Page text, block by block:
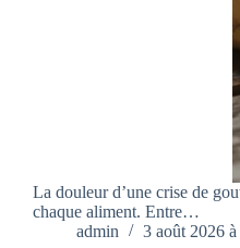
La douleur d’une crise de
chaque aliment. Entre…
admin
3 août 2026